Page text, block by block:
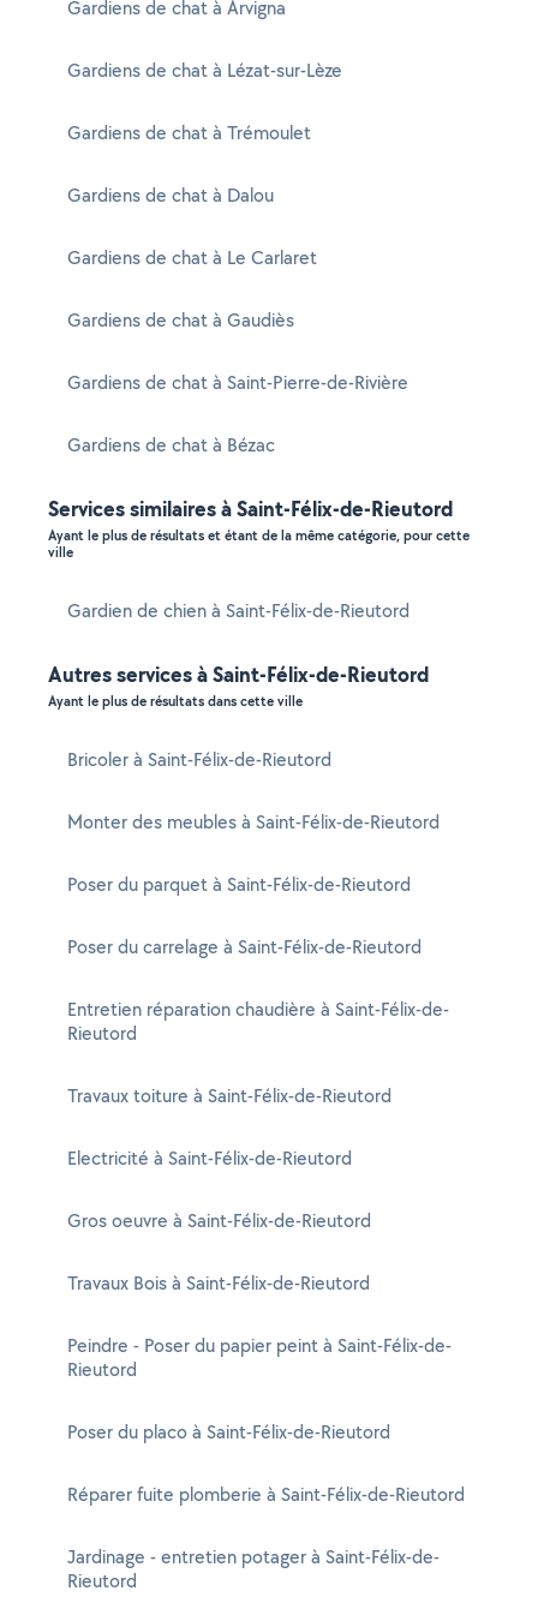
Gardiens de chat à Arvigna
Gardiens de chat à Lézat-sur-Lèze
Gardiens de chat à Trémoulet
Gardiens de chat à Dalou
Gardiens de chat à Le Carlaret
Gardiens de chat à Gaudiès
Gardiens de chat à Saint-Pierre-de-Rivière
Gardiens de chat à Bézac
Services similaires à Saint-Félix-de-Rieutord
Ayant le plus de résultats et étant de la même catégorie, pour cette
ville
Gardien de chien à Saint-Félix-de-Rieutord
Autres services à Saint-Félix-de-Rieutord
Ayant le plus de résultats dans cette ville
Bricoler à Saint-Félix-de-Rieutord
Monter des meubles à Saint-Félix-de-Rieutord
Poser du parquet à Saint-Félix-de-Rieutord
Poser du carrelage à Saint-Félix-de-Rieutord
Entretien réparation chaudière à Saint-Félix-de-
Rieutord
Travaux toiture à Saint-Félix-de-Rieutord
Electricité à Saint-Félix-de-Rieutord
Gros oeuvre à Saint-Félix-de-Rieutord
Travaux Bois à Saint-Félix-de-Rieutord
Peindre - Poser du papier peint à Saint-Félix-de-
Rieutord
Poser du placo à Saint-Félix-de-Rieutord
Réparer fuite plomberie à Saint-Félix-de-Rieutord
Jardinage - entretien potager à Saint-Félix-de-
Rieutord